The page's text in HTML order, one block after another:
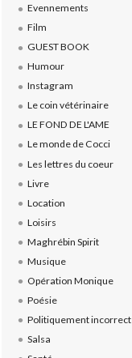
Evennements
Film
GUEST BOOK
Humour
Instagram
Le coin vétérinaire
LE FOND DE L'AME
Le monde de Cocci
Les lettres du coeur
Livre
Location
Loisirs
Maghrébin Spirit
Musique
Opération Monique
Poésie
Politiquement incorrect
Salsa